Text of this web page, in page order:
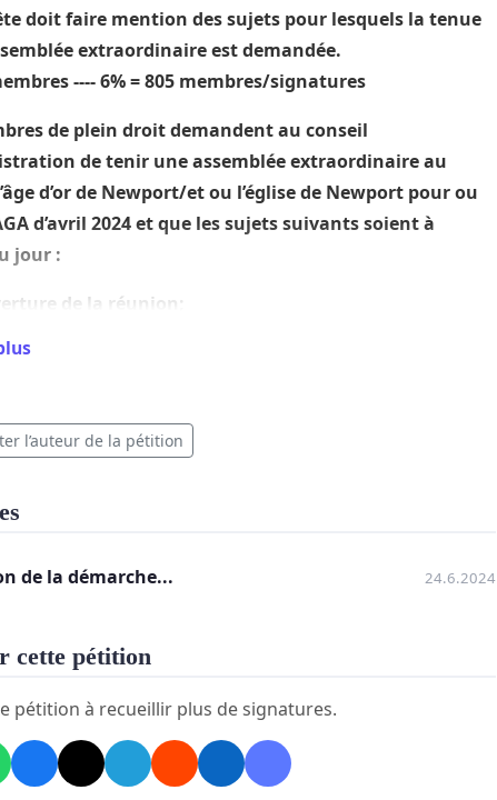
doit faire mention des sujets pour lesquels la tenue
extraordinaire est demandée.
---- 6% =805 membres/signatures
de plein droit demandent au conseil
de tenir une assemblée extraordinaire au
d’or de Newport/et ou l’église de Newport pour ou
d’avril 2024 et que les sujets suivants soient à
jour :
de la réunion;
de Newport; (discussion et vote)
de service de Gascons; (discussion et vote)
la réunion.
l’auteur de la pétition
de la démarche... 24.6.2024
cette pétition
pétition à recueillir plus de signatures.